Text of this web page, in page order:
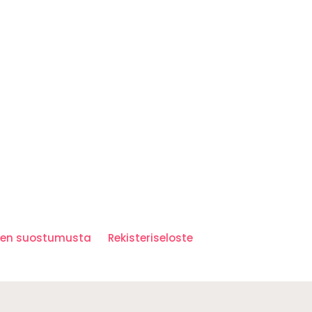
suostumusta Rekisteriseloste